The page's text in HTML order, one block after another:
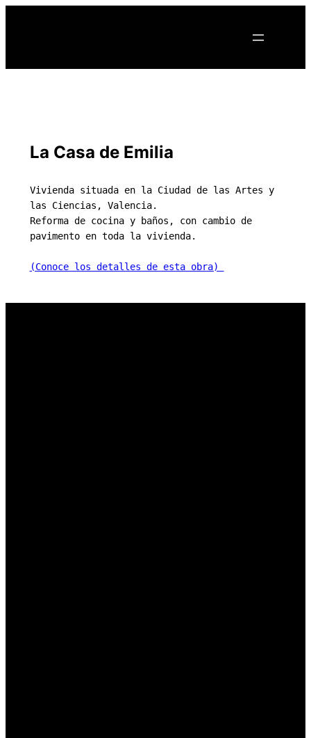
La Casa de Emilia
Vivienda situada en la Ciudad de las Artes y
las Ciencias, Valencia.
Reforma de cocina y baños, con cambio de
pavimento en toda la vivienda.
(Conoce los detalles de esta obra)